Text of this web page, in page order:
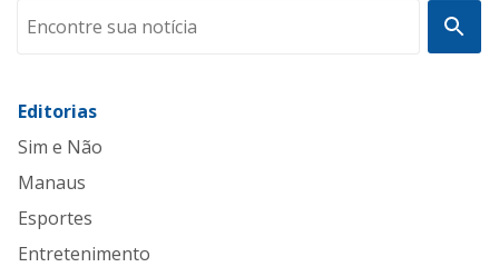
Editorias
Sim e Não
Manaus
Esportes
Entretenimento